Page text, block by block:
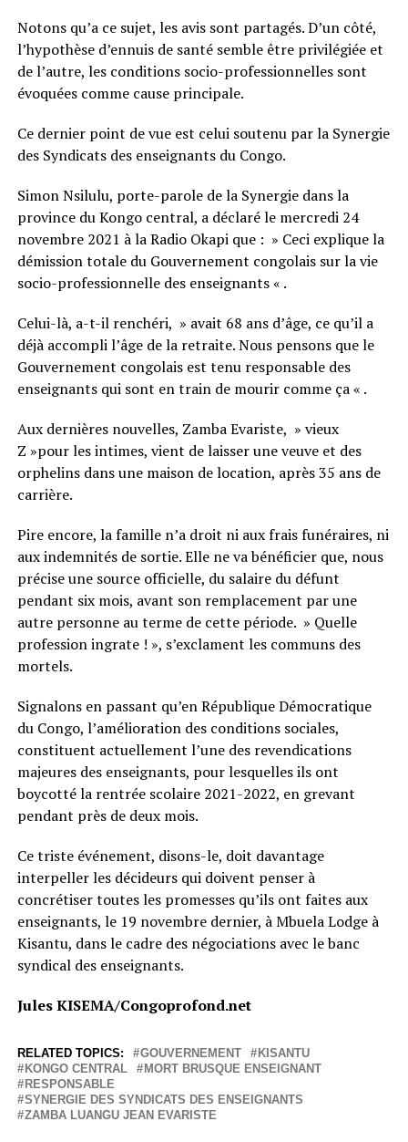
Notons qu’a ce sujet, les avis sont partagés. D’un côté,
l’hypothèse d’ennuis de santé semble être privilégiée et
de l’autre, les conditions socio-professionnelles sont
évoquées comme cause principale.
Ce dernier point de vue est celui soutenu par la Synergie
des Syndicats des enseignants du Congo.
Simon Nsilulu, porte-parole de la Synergie dans la
province du Kongo central, a déclaré le mercredi 24
novembre 2021 à la Radio Okapi que : » Ceci explique la
démission totale du Gouvernement congolais sur la vie
socio-professionnelle des enseignants « .
Celui-là, a-t-il renchéri, » avait 68 ans d’âge, ce qu’il a
déjà accompli l’âge de la retraite. Nous pensons que le
Gouvernement congolais est tenu responsable des
enseignants qui sont en train de mourir comme ça « .
Aux dernières nouvelles, Zamba Evariste, » vieux
Z »pour les intimes, vient de laisser une veuve et des
orphelins dans une maison de location, après 35 ans de
carrière.
Pire encore, la famille n’a droit ni aux frais funéraires, ni
aux indemnités de sortie. Elle ne va bénéficier que, nous
précise une source officielle, du salaire du défunt
pendant six mois, avant son remplacement par une
autre personne au terme de cette période. » Quelle
profession ingrate ! », s’exclament les communs des
mortels.
Signalons en passant qu’en République Démocratique
du Congo, l’amélioration des conditions sociales,
constituent actuellement l’une des revendications
majeures des enseignants, pour lesquelles ils ont
boycotté la rentrée scolaire 2021-2022, en grevant
pendant près de deux mois.
Ce triste événement, disons-le, doit davantage
interpeller les décideurs qui doivent penser à
concrétiser toutes les promesses qu’ils ont faites aux
enseignants, le 19 novembre dernier, à Mbuela Lodge à
Kisantu, dans le cadre des négociations avec le banc
syndical des enseignants.
Jules KISEMA/Congoprofond.net
RELATED TOPICS: GOUVERNEMENT
KISANTU
KONGO CENTRAL
MORT BRUSQUE ENSEIGNANT
RESPONSABLE
SYNERGIE DES SYNDICATS DES ENSEIGNANTS
ZAMBA LUANGU JEAN EVARISTE